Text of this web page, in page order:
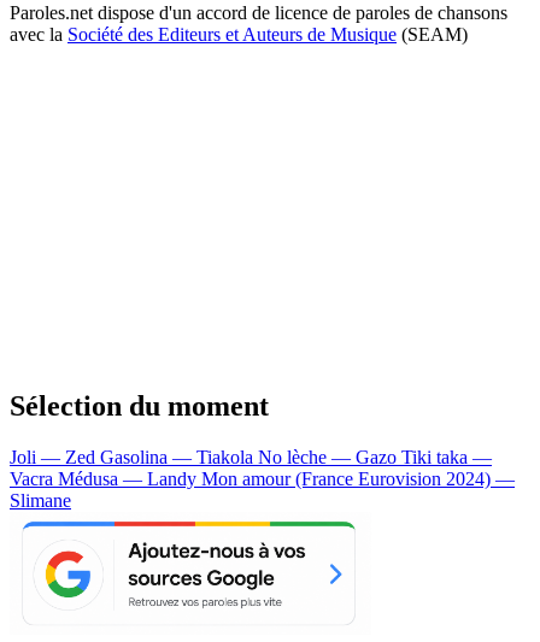
Paroles.net dispose d'un accord de licence de paroles de chansons
avec la Société des Editeurs et Auteurs de Musique (SEAM)
Sélection du moment
Joli — Zed Gasolina — Tiakola No lèche — Gazo Tiki taka —
Vacra Médusa — Landy Mon amour (France Eurovision 2024) —
Slimane